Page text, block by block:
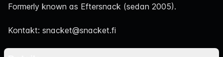
Formerly known as Eftersnack (sedan 2005).
Kontakt: snacket@snacket.fi